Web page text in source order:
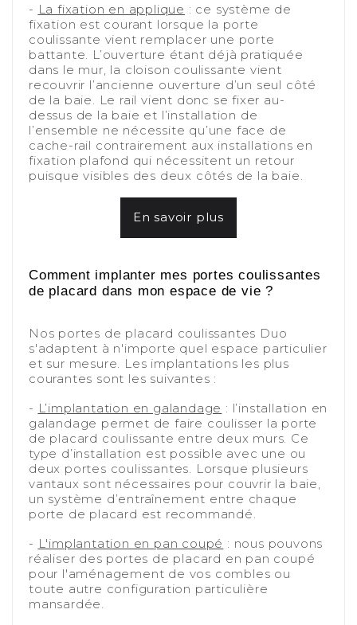
- La fixation en applique : ce système de
fixation est courant lorsque la porte
coulissante vient remplacer une porte
battante. L’ouverture étant déjà pratiquée
dans le mur, la cloison coulissante vient
recouvrir l’ancienne ouverture d’un seul côté
de la baie. Le rail vient donc se fixer au-
dessus de la baie et l’installation de
l’ensemble ne nécessite qu’une face de
cache-rail contrairement aux installations en
fixation plafond qui nécessitent un retour
puisque visibles des deux côtés de la baie.
En savoir plus
Comment implanter mes portes coulissantes
de placard dans mon espace de vie ?
Nos portes de placard coulissantes Duo
s'adaptent à n'importe quel espace particulier
et sur mesure. Les implantations les plus
courantes sont les suivantes :
- L’implantation en galandage : l’installation en
galandage permet de faire coulisser la porte
de placard coulissante entre deux murs. Ce
type d’installation est possible avec une ou
deux portes coulissantes. Lorsque plusieurs
vantaux sont nécessaires pour couvrir la baie,
un système d’entraînement entre chaque
porte de placard est recommandé.
- L'implantation en pan coupé : nous pouvons
réaliser des portes de placard en pan coupé
pour l'aménagement de vos combles ou
toute autre configuration particulière
mansardée.